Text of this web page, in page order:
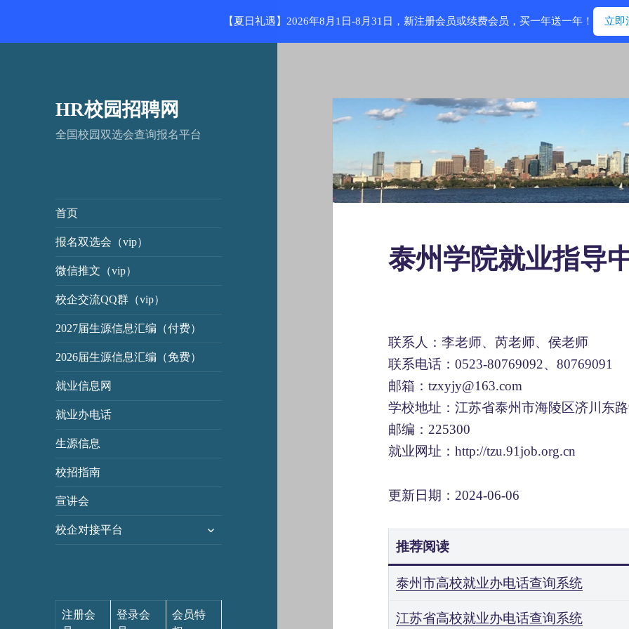
HR校园招聘网
全国校园双选会查询报名平台
首页
报名双选会（vip）
微信推文（vip）
校企交流QQ群（vip）
2027届生源信息汇编（付费）
2026届生源信息汇编（免费）
就业信息网
就业办电话
生源信息
校招指南
宣讲会
校企对接平台
注册会
登录会
会员特
泰州学院就业指导
联系人：李老师、芮老师、侯老师
联系电话：0523-80769092、80769091
邮箱：tzxyjy@163.com
学校地址：江苏省泰州市海陵区济川东
邮编：225300
就业网址：http://tzu.91job.org.cn
更新日期：2024-06-06
推荐阅读
泰州市高校就业办电话查询系统
江苏省高校就业办电话查询系统
【夏日礼遇】2026年8月1日-8月31日，新注册会员或续费会员，买一年送一年！ 立即